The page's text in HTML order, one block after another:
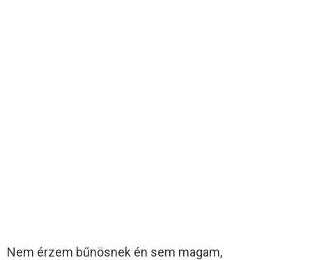
Nem érzem bűnösnek én sem magam,